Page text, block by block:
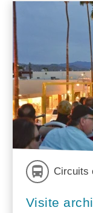
Circuits
Visite